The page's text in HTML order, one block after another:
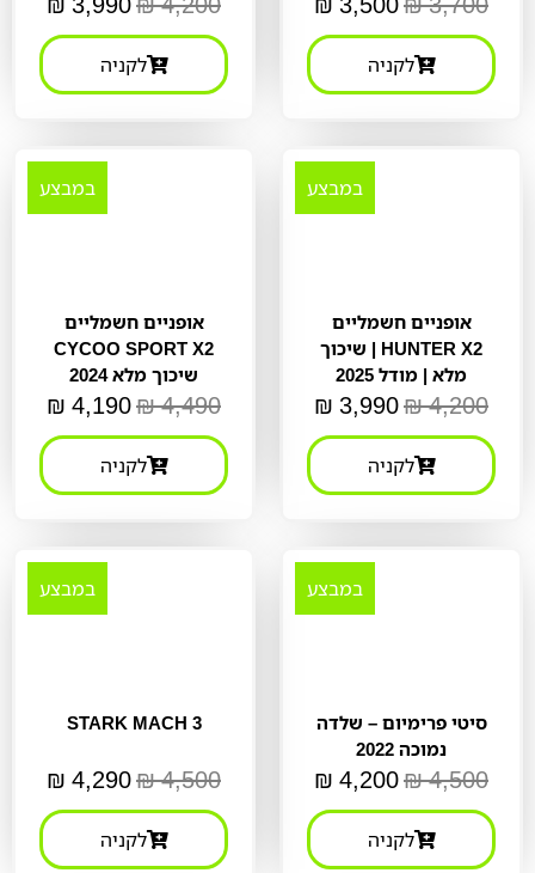
לקניה לקניה
במבצע
אופניים חשמליים
HUNTER X2 | שיכוך
מלא | מודל 2025
4,200
₪
3,990
₪
לקניה
במבצע
אופניים חשמליים
CYCOO SPORT X2
שיכוך מלא 2024
4,490
₪
4,190
₪
לקניה
במבצע
סיטי פרימיום – שלדה
נמוכה 2022
4,500
₪
4,200
₪
לקניה
במבצע
STARK MACH 3
4,500
₪
4,290
₪
לקניה